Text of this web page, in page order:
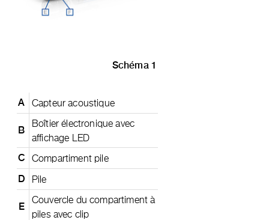
Schéma 1
A Capteur acoustique
B
Boîtier électronique avec
affichage LED
C Compartiment pile
D Pile
E
Couvercle du compartiment à
piles avec clip